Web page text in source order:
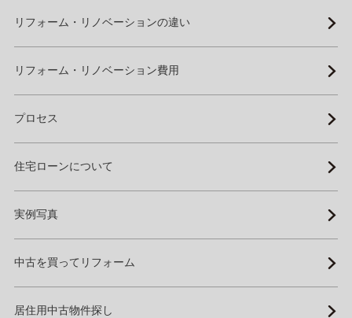
リフォーム・リノベーションの違い
リフォーム・リノベーション費用
プロセス
住宅ローンについて
実例写真
中古を買ってリフォーム
居住用中古物件探し